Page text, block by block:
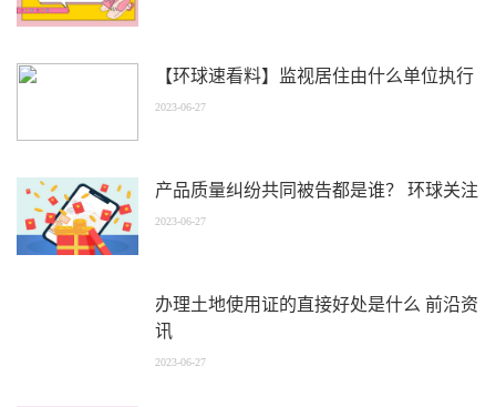
【环球速看料】监视居住由什么单位执行
2023-06-27
产品质量纠纷共同被告都是谁？ 环球关注
2023-06-27
办理土地使用证的直接好处是什么 前沿资
讯
2023-06-27